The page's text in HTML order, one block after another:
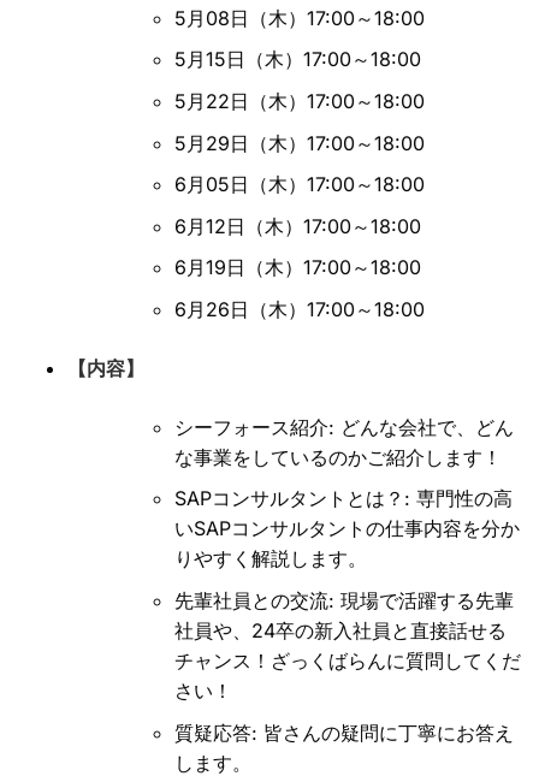
5月08日（木）17:00～18:00
5月15日（木）17:00～18:00
5月22日（木）17:00～18:00
5月29日（木）17:00～18:00
6月05日（木）17:00～18:00
6月12日（木）17:00～18:00
6月19日（木）17:00～18:00
6月26日（木）17:00～18:00
【内容】
シーフォース紹介: どんな会社で、どん
な事業をしているのかご紹介します！
SAPコンサルタントとは？: 専門性の高
いSAPコンサルタントの仕事内容を分か
りやすく解説します。
先輩社員との交流: 現場で活躍する先輩
社員や、24卒の新入社員と直接話せる
チャンス！ざっくばらんに質問してくだ
さい！
質疑応答: 皆さんの疑問に丁寧にお答え
します。